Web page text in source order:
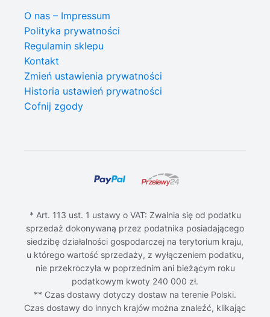
O nas – Impressum
Polityka prywatności
Regulamin sklepu
Kontakt
Zmień ustawienia prywatności
Historia ustawień prywatności
Cofnij zgody
* Art. 113 ust. 1 ustawy o VAT: Zwalnia się od podatku
sprzedaż dokonywaną przez podatnika posiadającego
siedzibę działalności gospodarczej na terytorium kraju,
u którego wartość sprzedaży, z wyłączeniem podatku,
nie przekroczyła w poprzednim ani bieżącym roku
podatkowym kwoty 240 000 zł.
** Czas dostawy dotyczy dostaw na terenie Polski.
Czas dostawy do innych krajów można znaleźć, klikając